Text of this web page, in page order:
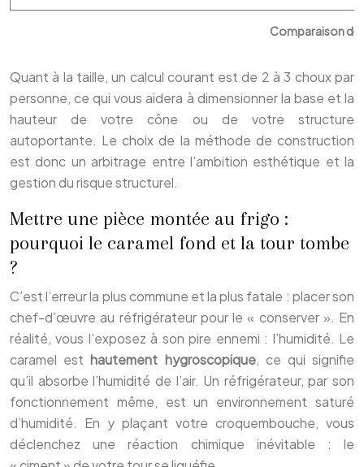
Comparaison
Quant à la taille, un calcul courant est de 2 à 3 choux par
personne, ce qui vous aidera à dimensionner la base et la
hauteur de votre cône ou de votre structure
autoportante. Le choix de la méthode de construction
est donc un arbitrage entre l’ambition esthétique et la
gestion du risque structurel.
Mettre une pièce montée au frigo :
pourquoi le caramel fond et la tour tombe
?
C’est l’erreur la plus commune et la plus fatale : placer son
chef-d’œuvre au réfrigérateur pour le « conserver ». En
réalité, vous l’exposez à son pire ennemi : l’humidité. Le
caramel esthautement hygroscopique, ce qui signifie
qu’il absorbe l’humidité de l’air. Un réfrigérateur, par son
fonctionnement même, est un environnement saturé
d’humidité. En y plaçant votre croquembouche, vous
déclenchez une réaction chimique inévitable : le